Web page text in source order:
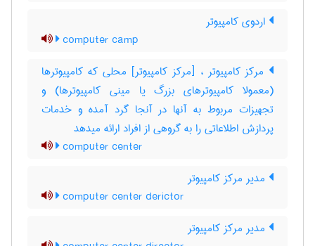
اردوی کامپیوتر
computer camp
مرکز کامپیوتر ، [مرکز کامپیوتر] محلی که کامپیوترها
(معمولا کامپیوترهای بزرگ یا مینی کامپیوترها) و
تجهیزات مربوط به آنها در آنجا گرد آمده و خدمات
پردازش اطلاعاتی را به گروهی از افراد ارائه میدهد
computer center
مدیر مرکز کامپیوتر
computer center derictor
مدیر مرکز کامپیوتر